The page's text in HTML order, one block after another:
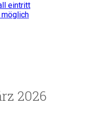
eintritt
2026